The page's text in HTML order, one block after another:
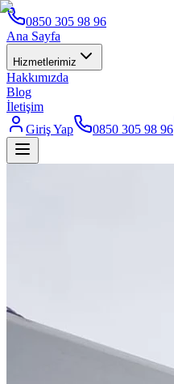
0850 305 98 96
Ana Sayfa
Hizmetlerimiz
Hakkımızda
Blog
İletişim
Giriş Yap
0850 305 98 96